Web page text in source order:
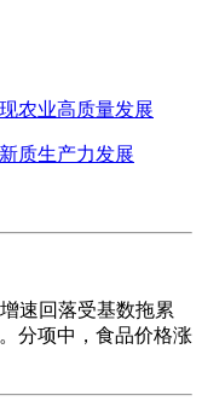
农业高质量发展
质生产力发展
速回落受基数拖累
分项中，食品价格涨